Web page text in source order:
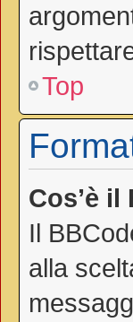
Top
Cos’è il
Il
alla